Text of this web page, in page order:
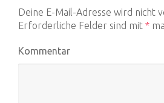
Deine E-Mail-Adresse wird nicht
Erforderliche Felder sind mit *
Kommentar